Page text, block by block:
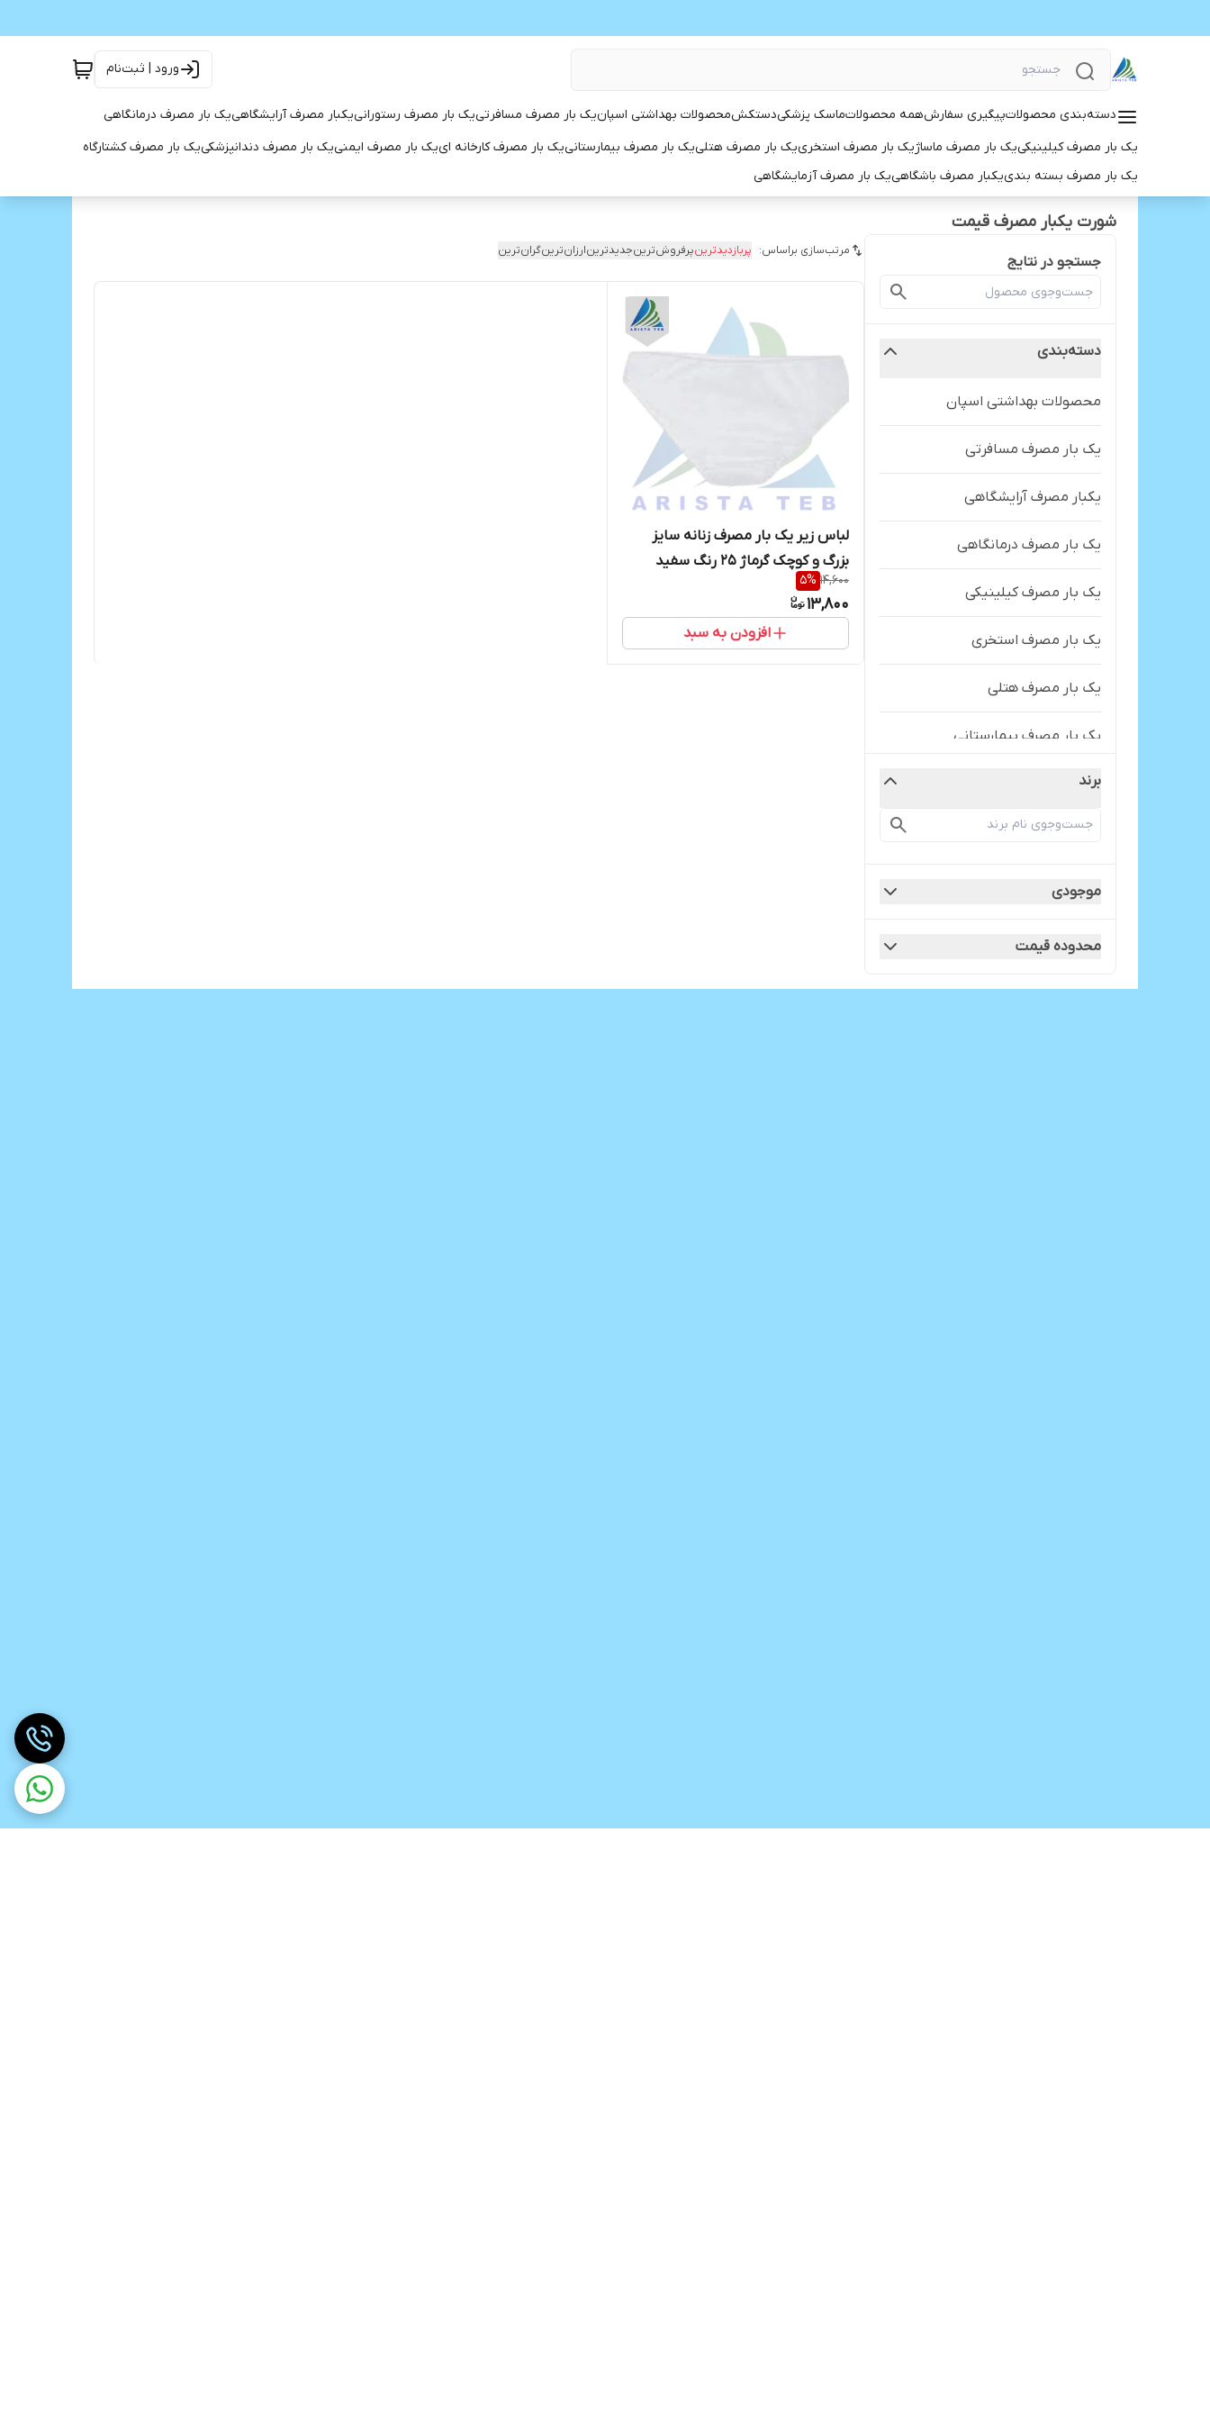
ورود | ثبت‌نام
دسته‌بندی محصولاتپیگیری سفارشهمه محصولاتماسک پزشکیدستکشمحصولات بهداشتی اسپانیک بار مصرف مسافرتییک بار مصرف رستورانییکبار مصرف آرایشگاهییک بار مصرف درمانگاهی
یک بار مصرف کیلینیکییک بار مصرف ماساژیک بار مصرف استخرییک بار مصرف هتلییک بار مصرف بیمارستانییک بار مصرف کارخانه اییک بار مصرف ایمنییک بار مصرف دندانپزشکییک بار مصرف کشتارگاه
یک بار مصرف بسته بندییکبار مصرف باشگاهییک بار مصرف آزمایشگاهی
شورت یکبار مصرف قیمت
جستجو در نتایج
دسته‌بندی
محصولات بهداشتی اسپان
یک بار مصرف مسافرتی
یکبار مصرف آرایشگاهی
یک بار مصرف درمانگاهی
یک بار مصرف کیلینیکی
یک بار مصرف استخری
یک بار مصرف هتلی
یک بار مصرف بیمارستانی
برند
موجودی
محدوده قیمت
مرتب‌سازی براساس: پربازدیدترینپرفروش‌ترینجدیدترینارزان‌ترینگران‌ترین
لباس زیر یک بار مصرف زنانه سایز
بزرگ و کوچک گرماژ 25 رنگ سفید
14,600
5%
13,800
افزودن به سبد